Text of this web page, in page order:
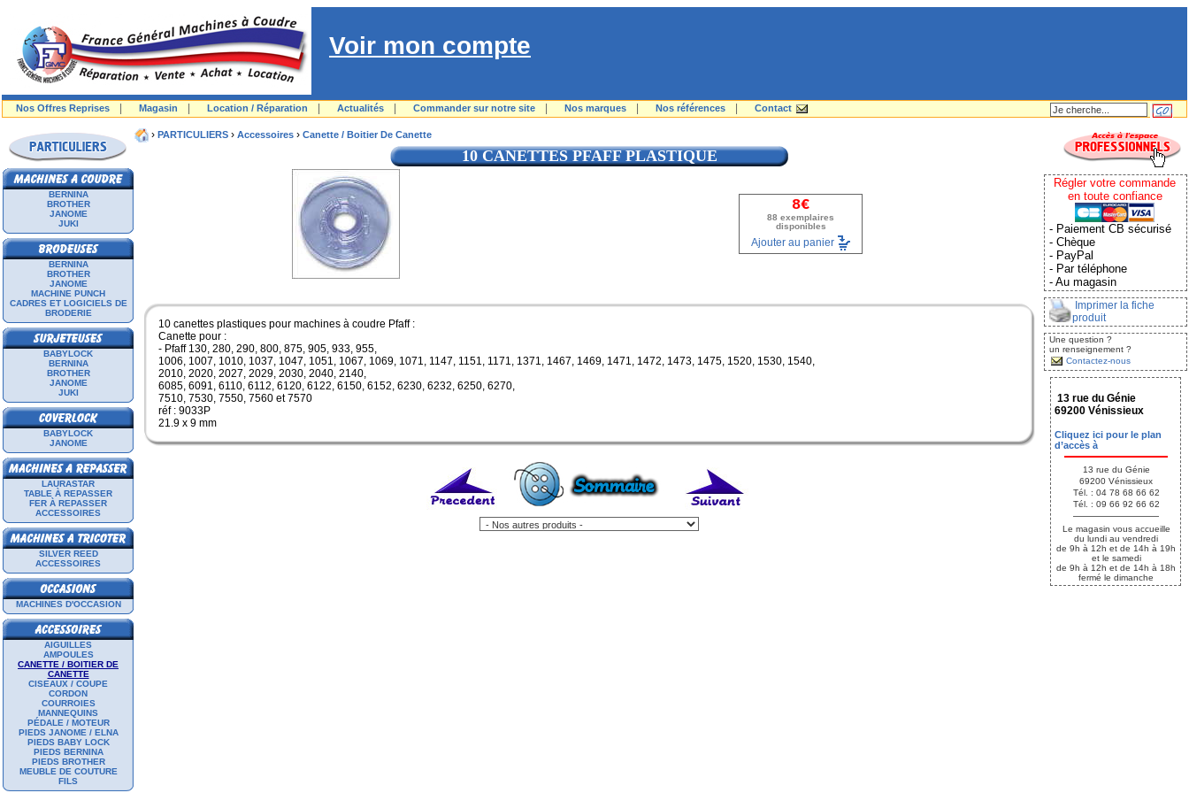
Voir mon compte
Nos Offres Reprises Magasin Location / Réparation Actualités Commander sur notre site Nos marques Nos références Contact
BERNINA
BROTHER
JANOME
JUKI
BERNINA
BROTHER
JANOME
MACHINE PUNCH
CADRES ET LOGICIELS DE
BRODERIE
BABYLOCK
BERNINA
BROTHER
JANOME
JUKI
BABYLOCK
JANOME
LAURASTAR
TABLE À REPASSER
FER À REPASSER
ACCESSOIRES
SILVER REED
ACCESSOIRES
MACHINES D'OCCASION
AIGUILLES
AMPOULES
CANETTE / BOITIER DE
CANETTE
CISEAUX / COUPE
CORDON
COURROIES
MANNEQUINS
PÉDALE / MOTEUR
PIEDS JANOME / ELNA
PIEDS BABY LOCK
PIEDS BERNINA
PIEDS BROTHER
MEUBLE DE COUTURE
FILS
› PARTICULIERS › Accessoires › Canette / Boitier De Canette
10 CANETTES PFAFF PLASTIQUE
8€
88 exemplaires
disponibles
Ajouter au panier
10 canettes plastiques pour machines à coudre Pfaff :
Canette pour :
- Pfaff 130, 280, 290, 800, 875, 905, 933, 955,
1006, 1007, 1010, 1037, 1047, 1051, 1067, 1069, 1071, 1147, 1151, 1171, 1371, 1467, 1469, 1471, 1472, 1473, 1475, 1520, 1530, 1540,
2010, 2020, 2027, 2029, 2030, 2040, 2140,
6085, 6091, 6110, 6112, 6120, 6122, 6150, 6152, 6230, 6232, 6250, 6270,
7510, 7530, 7550, 7560 et 7570
réf : 9033P
21.9 x 9 mm
Régler votre commande
en toute confiance
- Paiement CB sécurisé
- Chèque
- PayPal
- Par téléphone
- Au magasin
Imprimer la fiche
produit
Une question ?
un renseignement ?
Contactez-nous
13 rue du Génie
69200 Vénissieux
Cliquez ici pour le plan
d’accès à
13 rue du Génie
69200 Vénissieux
Tél. : 04 78 68 66 62
Tél. : 09 66 92 66 62
Le magasin vous accueille
du lundi au vendredi
de 9h à 12h et de 14h à 19h
et le samedi
de 9h à 12h et de 14h à 18h
fermé le dimanche